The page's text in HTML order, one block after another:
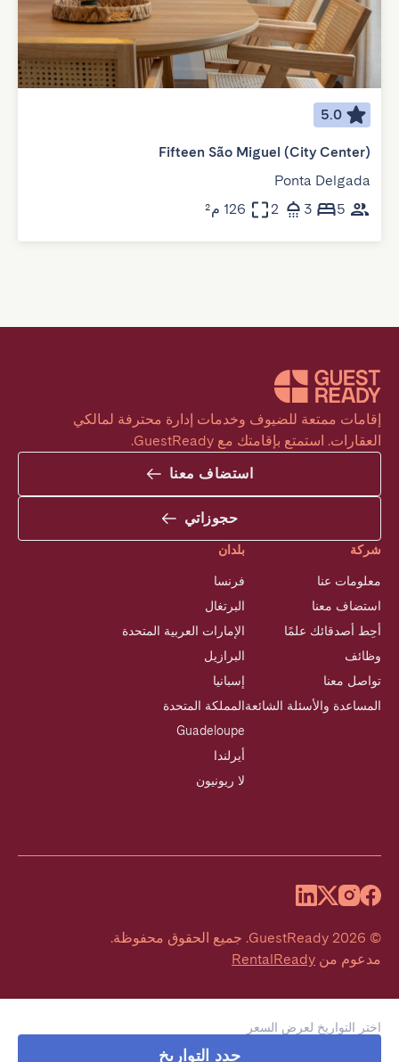
اختر التواريخ لعرض السعر
حدد التواريخ
5.0
Fifteen São Miguel (City Center)
Ponta Delgada
5
3
2 126 م²
العقارات. استمتع بإقامتك مع GuestReady.
استضاف معنا
حجوزاتي
شركة
معلومات عنا
استضاف معنا
أحِط أصدقائك علمًا
وظائف
تواصل معنا
المساعدة والأسئلة الشائعة
بلدان
فرنسا
البرتغال
الإمارات العربية المتحدة
البرازيل
إسبانيا
المملكة المتحدة
Guadeloupe
أيرلندا
لا ريونيون
©
2026
GuestReady
. جميع الحقوق محفوظة.
مدعوم من RentalReady